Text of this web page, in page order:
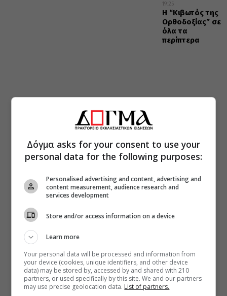
19:25
Η “Κιβωτός της
Ορθοδοξίας” σε
όλα τα
περίπτερα
Δόγμα asks for your consent to use your
personal data for the following purposes:
Personalised advertising and content, advertising and
content measurement, audience research and
services development
Store and/or access information on a device
Learn more
Your personal data will be processed and information from
your device (cookies, unique identifiers, and other device
data) may be stored by, accessed by and shared with 210
partners, or used specifically by this site. We and our partners
may use precise geolocation data. List of partners.